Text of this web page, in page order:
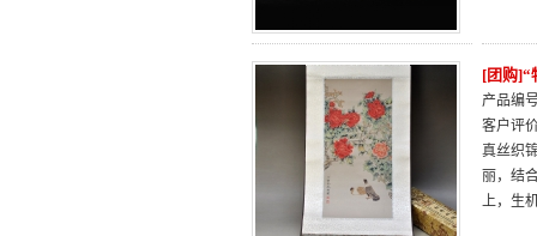
[团购]“
产品编
客户评
真丝织
丽，结
上，生